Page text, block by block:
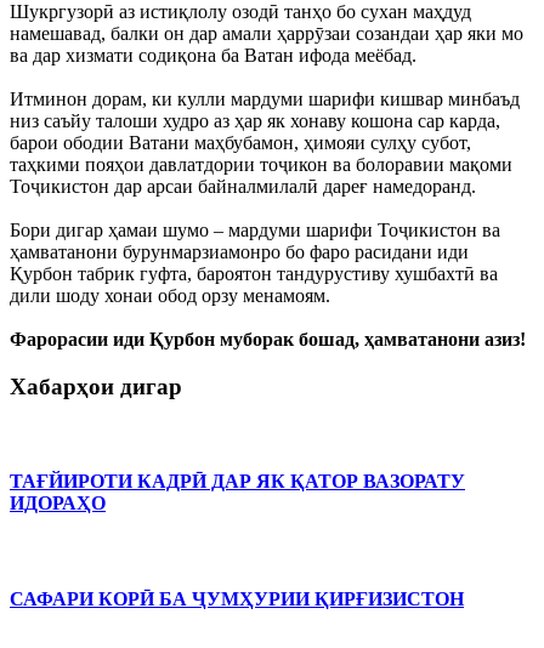
Шукргузорӣ аз истиқлолу озодӣ танҳо бо сухан маҳдуд
намешавад, балки он дар амали ҳаррӯзаи созандаи ҳар яки мо
ва дар хизмати содиқона ба Ватан ифода меёбад.
Итминон дорам, ки кулли мардуми шарифи кишвар минбаъд
низ саъйу талоши худро аз ҳар як хонаву кошона сар карда,
барои ободии Ватани маҳбубамон, ҳимояи сулҳу субот,
таҳкими пояҳои давлатдории тоҷикон ва болоравии мақоми
Тоҷикистон дар арсаи байналмилалӣ дареғ намедоранд.
Бори дигар ҳамаи шумо – мардуми шарифи Тоҷикистон ва
ҳамватанони бурунмарзиамонро бо фаро расидани иди
Қурбон табрик гуфта, бароятон тандурустиву хушбахтӣ ва
дили шоду хонаи обод орзу менамоям.
Фарорасии иди Қурбон муборак бошад, ҳамватанони азиз!
Хабарҳои дигар
ТАҒЙИРОТИ КАДРӢ ДАР ЯК ҚАТОР ВАЗОРАТУ
ИДОРАҲО
САФАРИ КОРӢ БА ҶУМҲУРИИ ҚИРҒИЗИСТОН